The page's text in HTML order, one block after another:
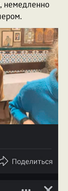
немедленно